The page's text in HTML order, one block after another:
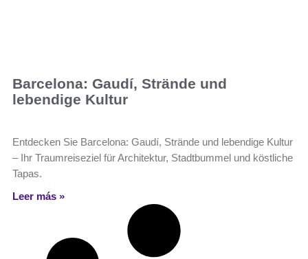
Barcelona: Gaudí, Strände und
lebendige Kultur
Entdecken Sie Barcelona: Gaudí, Strände und lebendige Kultur
– Ihr Traumreiseziel für Architektur, Stadtbummel und köstliche
Tapas.
Leer más »